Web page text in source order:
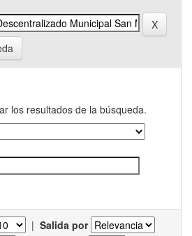
los resultados de la búsqueda.
| Salida por